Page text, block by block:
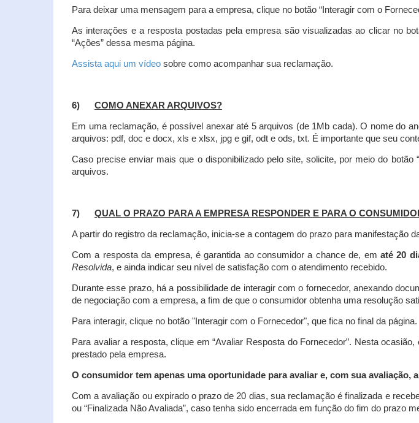
Para deixar uma mensagem para a empresa, clique no botão “Interagir com o
As interações e a resposta postadas pela empresa são visualizadas ao clicar no
“Ações” dessa mesma página.
Assista aqui um vídeo sobre como acompanhar sua reclamação.
6) COMO ANEXAR ARQUIVOS?
Em uma reclamação, é possível anexar até 5 arquivos (de 1Mb cada). O nome do
arquivos: pdf, doc e docx, xls e xlsx, jpg e gif, odt e ods, txt. É importante que seu
Caso precise enviar mais que o disponibilizado pelo site, solicite, por meio do
arquivos.
7) QUAL O PRAZO PARA A EMPRESA RESPONDER E PARA O
A partir do registro da reclamação, inicia-se a contagem do prazo para manifestação
Com a resposta da empresa, é garantida ao consumidor a chance de, em até 20
Resolvida, e ainda indicar seu nível de satisfação com o atendimento recebido.
Durante esse prazo, há a possibilidade de interagir com o fornecedor, anexando
de negociação com a empresa, a fim de que o consumidor obtenha uma resolução
Para interagir, clique no botão "Interagir com o Fornecedor", que fica no final da página.
Para avaliar a resposta, clique em “Avaliar Resposta do Fornecedor”. Nesta
prestado pela empresa.
O consumidor tem apenas uma oportunidade para avaliar e, com sua
Com a avaliação ou expirado o prazo de 20 dias, sua reclamação é finalizada e
ou “Finalizada Não Avaliada”, caso tenha sido encerrada em função do fim do prazo